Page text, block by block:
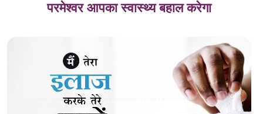
परमेश्वर आपका स्वास्थ्य बहाल करेगा